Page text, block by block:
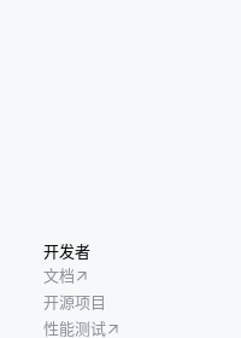
开发者
文档
开源项目
性能测试